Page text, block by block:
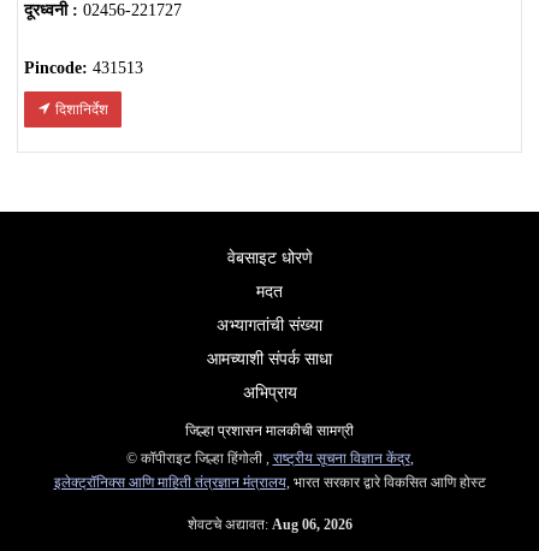
दूरध्वनी : 02456-221727
Pincode: 431513
दिशानिर्देश
वेबसाइट धोरणे
मदत
अभ्यागतांची संख्या
आमच्याशी संपर्क साधा
अभिप्राय
जिल्हा प्रशासन मालकीची सामग्री
© कॉपीराइट जिल्हा हिंगोली , राष्ट्रीय सूचना विज्ञान केंद्र,
इलेक्ट्रॉनिक्स आणि माहिती तंत्रज्ञान मंत्रालय, भारत सरकार द्वारे विकसित आणि होस्ट
शेवटचे अद्यावत: Aug 06, 2026